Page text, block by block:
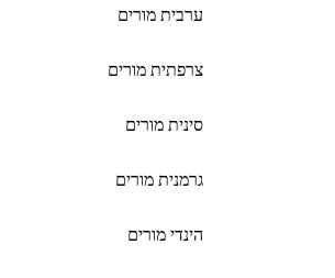
ערבית מורים
צרפתית מורים
סינית מורים
גרמנית מורים
הינדי מורים